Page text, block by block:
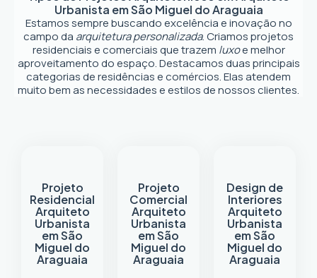
Urbanista em São Miguel do Araguaia
Estamos sempre buscando excelência e inovação no
campo da arquitetura personalizada. Criamos projetos
residenciais e comerciais que trazem luxoe melhor
aproveitamento do espaço. Destacamos duas principais
categorias de residências e comércios. Elas atendem
muito bem as necessidades e estilos de nossos clientes.
Projeto
Residencial
Arquiteto
Urbanista
em São
Miguel do
Araguaia
Projeto
Comercial
Arquiteto
Urbanista
em São
Miguel do
Araguaia
Design de
Interiores
Arquiteto
Urbanista
em São
Miguel do
Araguaia